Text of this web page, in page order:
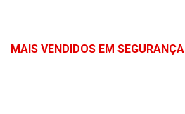
MAIS VENDIDOS EM SEGURANÇA